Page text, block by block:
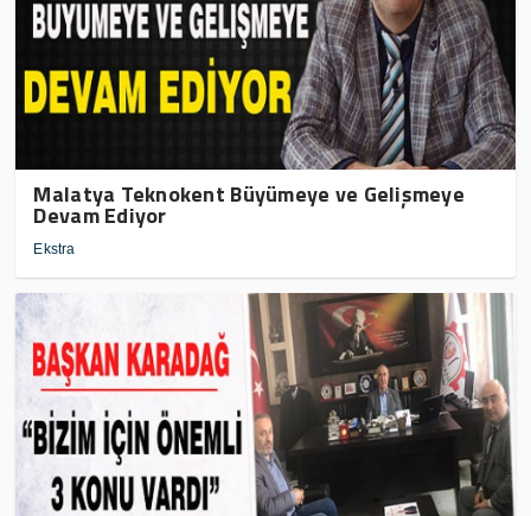
Malatya Teknokent Büyümeye ve Gelişmeye
Devam Ediyor
Ekstra